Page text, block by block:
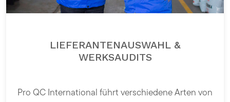
LIEFERANTENAUSWAHL &
WERKSAUDITS
Pro QC International führt verschiedene Arten von